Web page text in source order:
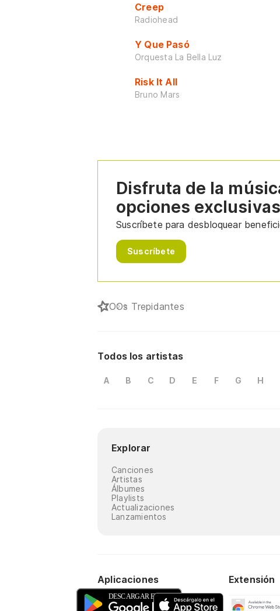
Creep
Radiohead
Y Que Pasó
Orquesta La Bella Luz
Risk It All
Bruno Mars
Disfruta de la
opciones exclusivas
Suscríbete para desbloquear
Suscríbete
OOs Trepidantes
Todos los artistas
A B C D E F G H
Explorar
Canciones
Artistas
Álbumes
Playlists
Actualizaciones
Lanzamientos
Aplicaciones Extensión